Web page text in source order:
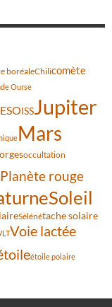
boréaleChilicomète
Ourse
ESOISSJupiter
Mars
occultation
Planète rouge
Soleil
Sélénétache solaire
Voie lactée
étoile polaire